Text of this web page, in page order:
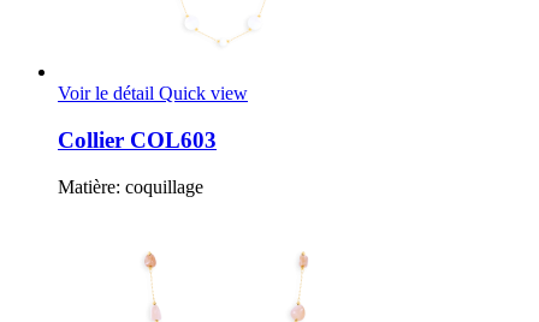
Voir le détail Quick view
Collier COL603
Matière: coquillage